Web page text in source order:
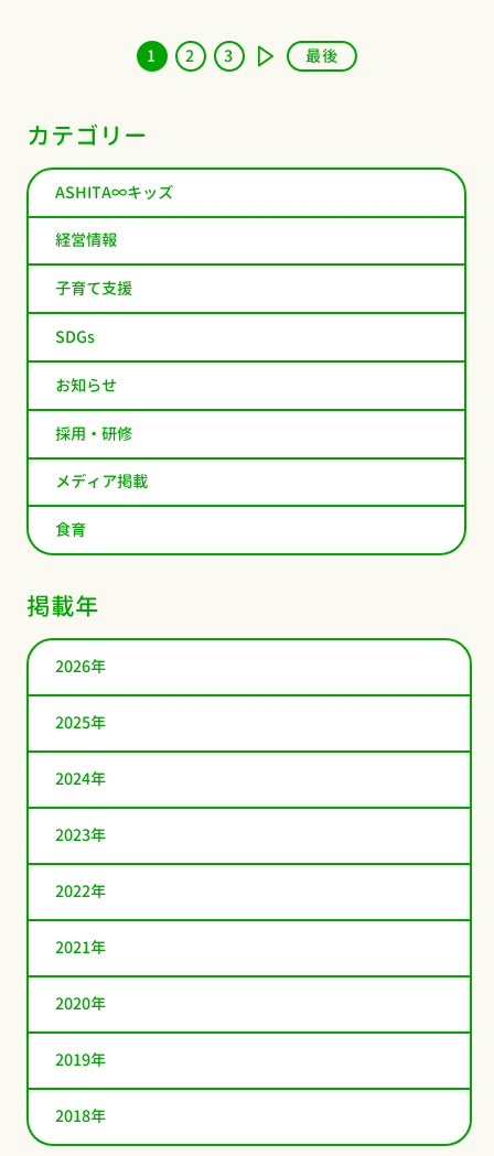
1 2 3 最後
カテゴリー
ASHITA∞キッズ
経営情報
子育て支援
SDGs
お知らせ
採用・研修
メディア掲載
食育
掲載年
2026年
2025年
2024年
2023年
2022年
2021年
2020年
2019年
2018年